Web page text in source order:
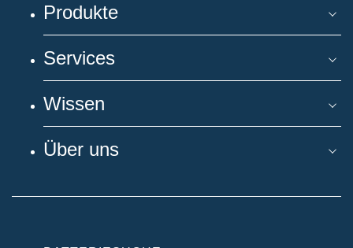
Produkte
Services
Wissen
Über uns